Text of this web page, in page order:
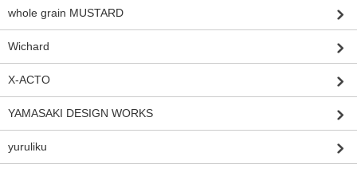
whole grain MUSTARD
Wichard
X-ACTO
YAMASAKI DESIGN WORKS
yuruliku